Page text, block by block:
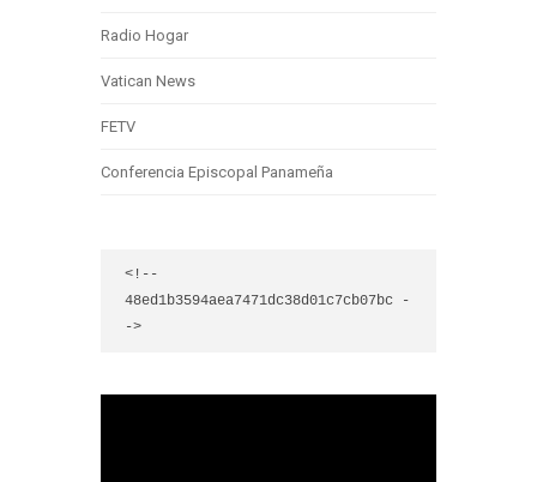
Radio Hogar
Vatican News
FETV
Conferencia Episcopal Panameña
<!--
48ed1b3594aea7471dc38d01c7cb07bc -
->